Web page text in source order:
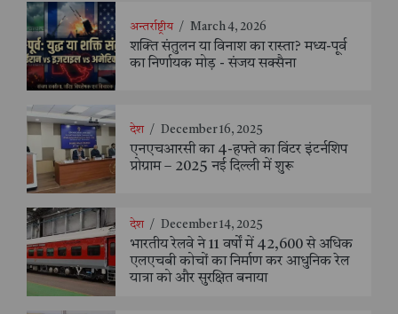
अन्तर्राष्ट्रीय / March 4, 2026
शक्ति संतुलन या विनाश का रास्ता? मध्य-पूर्व
का निर्णायक मोड़ - संजय सक्सैना
देश / December 16, 2025
एनएचआरसी का 4-हफ्ते का विंटर इंटर्नशिप
प्रोग्राम – 2025 नई दिल्ली में शुरू
देश / December 14, 2025
भारतीय रेलवे ने 11 वर्षों में 42,600 से अधिक
एलएचबी कोचों का निर्माण कर आधुनिक रेल
यात्रा को और सुरक्षित बनाया